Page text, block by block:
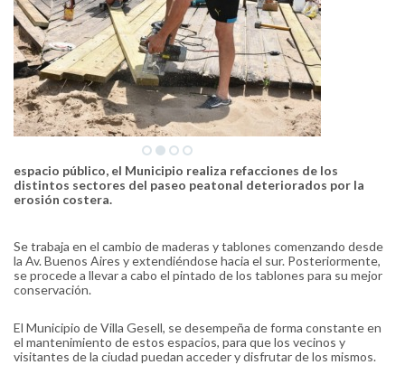
espacio público, el Municipio realiza refacciones de los
distintos sectores del paseo peatonal deteriorados por la
erosión costera.
Se trabaja en el cambio de maderas y tablones comenzando desde
la Av. Buenos Aires y extendiéndose hacia el sur. Posteriormente,
se procede a llevar a cabo el pintado de los tablones para su mejor
conservación.
El Municipio de Villa Gesell, se desempeña de forma constante en
el mantenimiento de estos espacios, para que los vecinos y
visitantes de la ciudad puedan acceder y disfrutar de los mismos.